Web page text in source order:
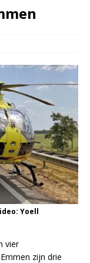
Yoell
vier
zijn drie